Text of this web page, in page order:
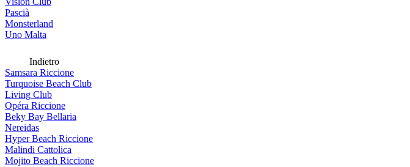
Pascià
Monsterland
Uno Malta
Indietro
Samsara Riccione
Turquoise Beach Club
Living Club
Opéra Riccione
Beky Bay Bellaria
Nereidas
Hyper Beach Riccione
Malindi Cattolica
Mojito Beach Riccione